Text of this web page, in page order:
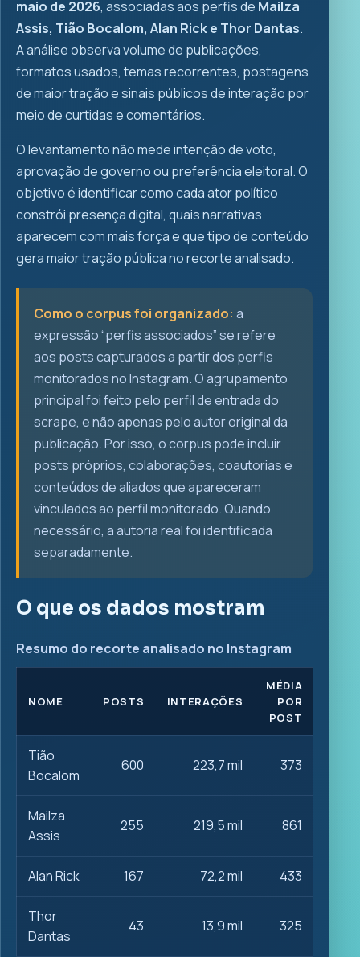
maio de 2026, associadas aos perfis de Mailza
Assis, Tião Bocalom, Alan Rick e Thor Dantas.
A análise observa volume de publicações,
formatos usados, temas recorrentes, postagens
de maior tração e sinais públicos de interação por
meio de curtidas e comentários.
O levantamento não mede intenção de voto,
aprovação de governo ou preferência eleitoral. O
objetivo é identificar como cada ator político
constrói presença digital, quais narrativas
aparecem com mais força e que tipo de conteúdo
gera maior tração pública no recorte analisado.
Como o corpus foi organizado: a
expressão “perfis associados” se refere
aos posts capturados a partir dos perfis
monitorados no Instagram. O agrupamento
principal foi feito pelo perfil de entrada do
scrape, e não apenas pelo autor original da
publicação. Por isso, o corpus pode incluir
posts próprios, colaborações, coautorias e
conteúdos de aliados que apareceram
vinculados ao perfil monitorado. Quando
necessário, a autoria real foi identificada
separadamente.
O que os dados mostram
Resumo do recorte analisado no Instagram
NOME POSTS INTERAÇÕES
MÉDIA
POR
POST
Tião
Bocalom
600 223,7 mil 373
Mailza
Assis
255 219,5 mil 861
Alan Rick 167 72,2 mil 433
Thor
Dantas
43 13,9 mil 325